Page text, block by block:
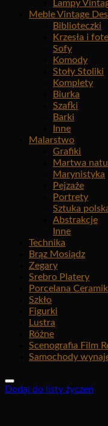
Lampy
Meble Vintage
Biblioteczki
Krzesła i
Sofy
Komody
Stoły Stoliki
Komplety
Biurka
Szafki
Barki
Inne
Malarstwo
Grafiki
Martwa
Marynistyka
Pejzaże
Portrety
Sztuka
Abstrakcje
Inne
Technika
Brąz Mosiądz
Zegary
Srebro Platery
Porcelana
Szkło
Figurki
Lustra
Różne
Scenografia Film
Samochody
Dodaj do listy życzeń